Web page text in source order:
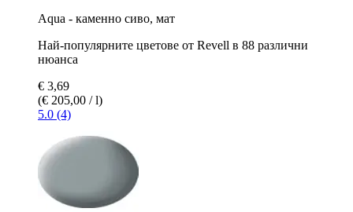
Aqua - каменно сиво, мат
Най-популярните цветове от Revell в 88 различни
нюанса
€ 3,69
(€ 205,00 / l)
5.0 (4)